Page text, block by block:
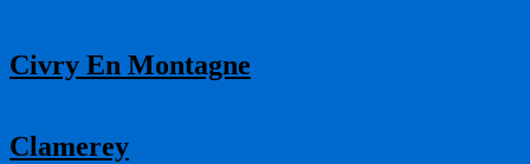
Civry En Montagne
Clamerey